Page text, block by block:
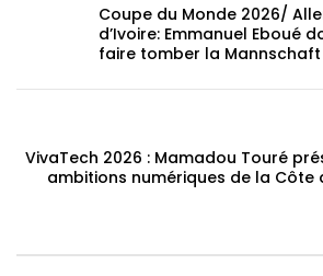
Coupe du Monde 2026/
d’Ivoire: Emmanuel Eboué
faire tomber la Mannschaft
VivaTech 2026 : Mamadou Touré
ambitions numériques de la Côte